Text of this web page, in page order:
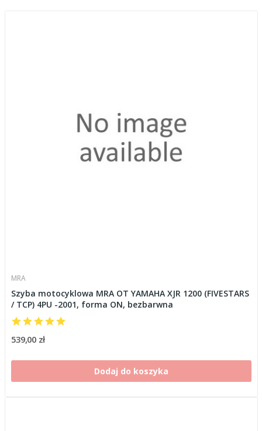
MRA
Szyba motocyklowa MRA OT YAMAHA XJR 1200 (FIVESTARS
/ TCP) 4PU -2001, forma ON, bezbarwna
539,00 zł
Dodaj do koszyka